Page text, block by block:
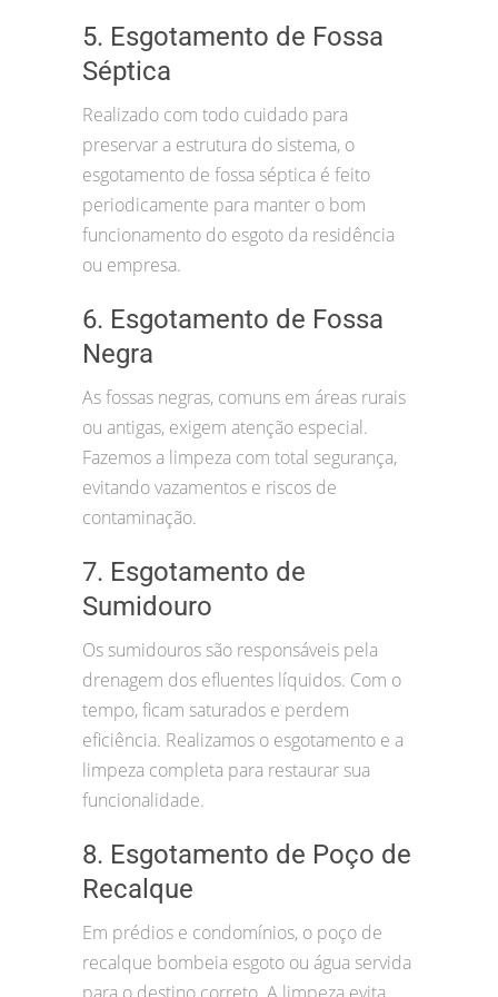
5. Esgotamento de Fossa
Séptica
Realizado com todo cuidado para
preservar a estrutura do sistema, o
esgotamento de fossa séptica é feito
periodicamente para manter o bom
funcionamento do esgoto da residência
ou empresa.
6. Esgotamento de Fossa
Negra
As fossas negras, comuns em áreas rurais
ou antigas, exigem atenção especial.
Fazemos a limpeza com total segurança,
evitando vazamentos e riscos de
contaminação.
7. Esgotamento de
Sumidouro
Os sumidouros são responsáveis pela
drenagem dos efluentes líquidos. Com o
tempo, ficam saturados e perdem
eficiência. Realizamos o esgotamento e a
limpeza completa para restaurar sua
funcionalidade.
8. Esgotamento de Poço de
Recalque
Em prédios e condomínios, o poço de
recalque bombeia esgoto ou água servida